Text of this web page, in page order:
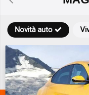
Novità auto